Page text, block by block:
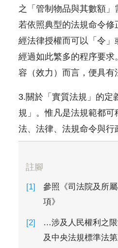
之「管制物品與其數額」
若依照典型的法規命令
經法律授權而可以「令
經過如此繁多的程序要
容（效力）而言，便具有
3.關於「實質法規」的定
規」。惟凡是法規範都
法、法律、法規命令與行
註腳
參照《司法院及所
項》
…涉及人民權利之
及中央法規標準法